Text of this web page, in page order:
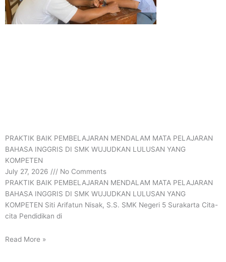
PRAKTIK BAIK PEMBELAJARAN MENDALAM MATA PELAJARAN
BAHASA INGGRIS DI SMK WUJUDKAN LULUSAN YANG
KOMPETEN
July 27, 2026
No Comments
PRAKTIK BAIK PEMBELAJARAN MENDALAM MATA PELAJARAN
BAHASA INGGRIS DI SMK WUJUDKAN LULUSAN YANG
KOMPETEN Siti Arifatun Nisak, S.S. SMK Negeri 5 Surakarta Cita-
cita Pendidikan di
Read More »